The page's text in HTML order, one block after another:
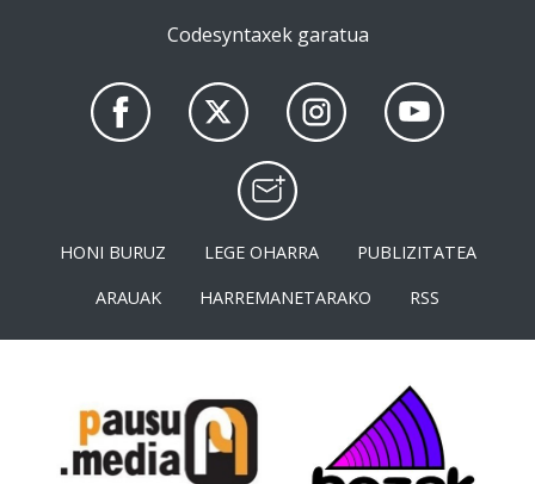
Codesyntaxek garatua
HONI BURUZ LEGE OHARRA
PUBLIZITATEA
ARAUAK
HARREMANETARAKO RSS